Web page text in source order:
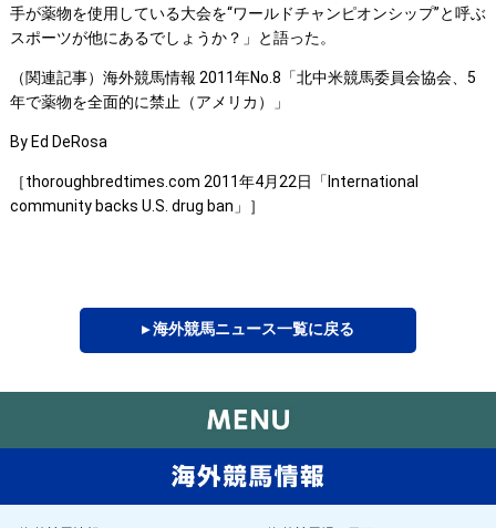
手が薬物を使用している大会を“ワールドチャンピオンシップ”と呼ぶ
スポーツが他にあるでしょうか？」と語った。
（関連記事）海外競馬情報 2011年No.8「北中米競馬委員会協会、5
年で薬物を全面的に禁止（アメリカ）」
By Ed DeRosa
［thoroughbredtimes.com 2011年4月22日「International
community backs U.S. drug ban」］
▸ 海外競馬ニュース一覧に戻る